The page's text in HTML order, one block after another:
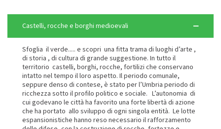
Castelli, rocche e borghi medioevali
Sfoglia il verde..... e scopri una fitta trama di luoghi d’arte ,
di storia , di cultura di grande suggestione. In tutto il
territorio castelli, borghi, rocche, fortilizi che conservano
intatto nel tempo il loro aspetto. Il periodo comunale,
seppure denso di contese, è stato per l’Umbria periodo di
ricchezza sotto il profilo politico e sociale. L’autonomia di
cui godevano le città ha favorito una forte libertà di azione
che ha portato allo sviluppo di ogni singola entità. Le lotte
espansionistiche hanno reso necessario il rafforzamento